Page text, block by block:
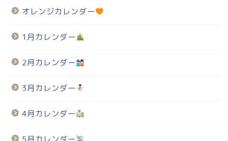
オレンジカレンダー
1月カレンダー
2月カレンダー
3月カレンダー
4月カレンダー